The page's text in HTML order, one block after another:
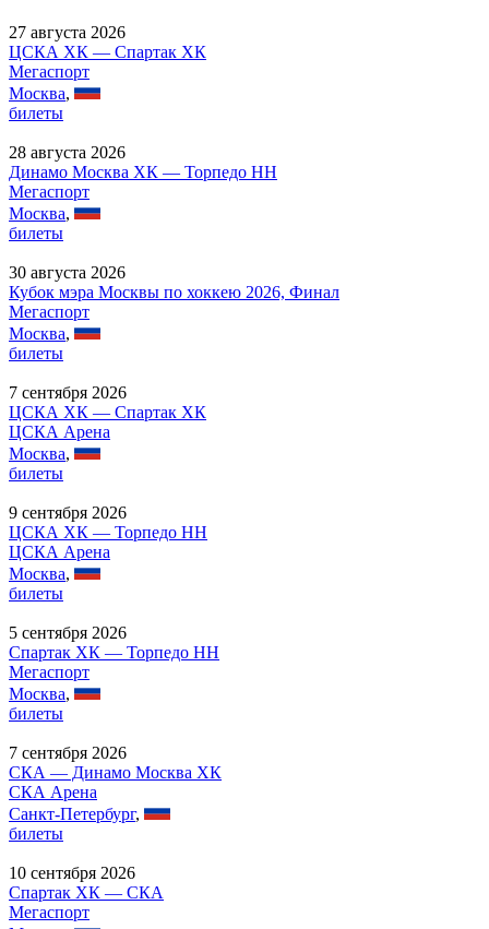
27 августа 2026
ЦСКА ХК — Спартак ХК
Мегаспорт
Москва,
билеты
28 августа 2026
Динамо Москва ХК — Торпедо НН
Мегаспорт
Москва,
билеты
30 августа 2026
Кубок мэра Москвы по хоккею 2026, Финал
Мегаспорт
Москва,
билеты
7 сентября 2026
ЦСКА ХК — Спартак ХК
ЦСКА Арена
Москва,
билеты
9 сентября 2026
ЦСКА ХК — Торпедо НН
ЦСКА Арена
Москва,
билеты
5 сентября 2026
Спартак ХК — Торпедо НН
Мегаспорт
Москва,
билеты
7 сентября 2026
СКА — Динамо Москва ХК
СКА Арена
Санкт-Петербург,
билеты
10 сентября 2026
Спартак ХК — СКА
Мегаспорт